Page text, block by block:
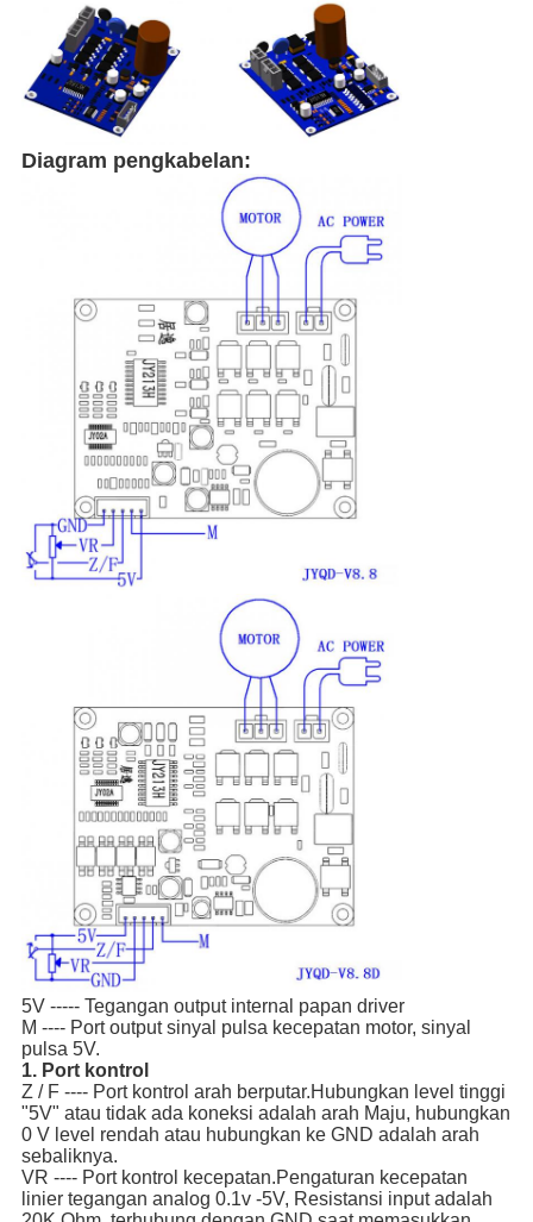
Diagram pengkabelan:
5V ----- Tegangan output internal papan driver
M ---- Port output sinyal pulsa kecepatan motor, sinyal
pulsa 5V.
1. Port kontrol
Z / F ---- Port kontrol arah berputar.Hubungkan level tinggi
"5V" atau tidak ada koneksi adalah arah Maju, hubungkan
0 V level rendah atau hubungkan ke GND adalah arah
sebaliknya.
VR ---- Port kontrol kecepatan.Pengaturan kecepatan
linier tegangan analog 0.1v -5V, Resistansi input adalah